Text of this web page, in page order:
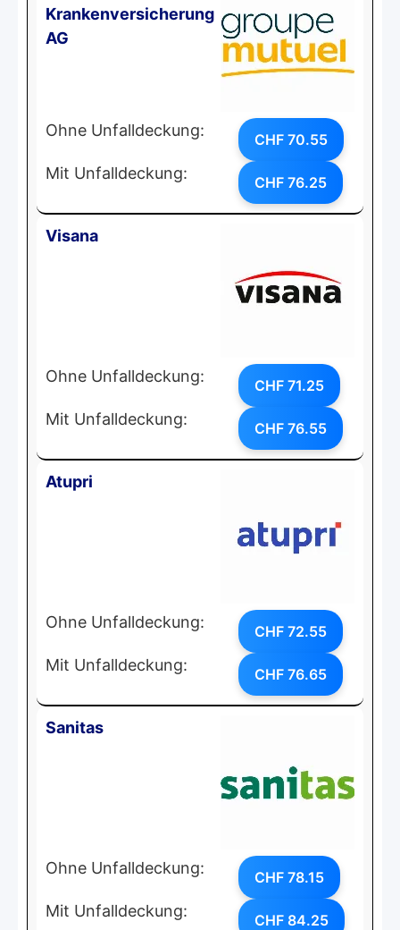
Krankenversicherung
AG
Ohne Unfalldeckung: CHF 70.55
Mit Unfalldeckung: CHF 76.25
Visana
Ohne Unfalldeckung: CHF 71.25
Mit Unfalldeckung: CHF 76.55
Atupri
Ohne Unfalldeckung: CHF 72.55
Mit Unfalldeckung: CHF 76.65
Sanitas
Ohne Unfalldeckung: CHF 78.15
Mit Unfalldeckung: CHF 84.25